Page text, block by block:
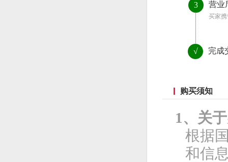
3 营业
买家
√ 完成
购买须知
1、关
根据
和信